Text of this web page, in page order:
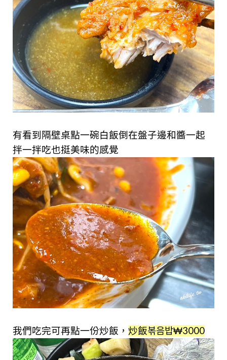
有看到隔壁桌點一碗白飯倒在盤子邊和醬一起
拌一拌吃也挺美味的感覺
我們吃完可再點一份炒飯， 炒飯볶음밥₩3000